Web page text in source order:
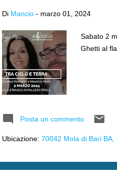
Di Mancio - marzo 01, 2024
Sabato 2
Ghetti al
Posta un commento
Ubicazione: 70042 Mola di Bari BA,